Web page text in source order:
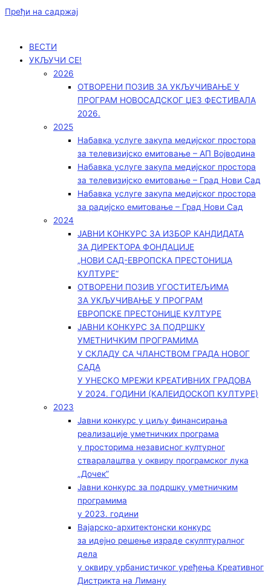
Пређи на садржај
ВЕСТИ
УКЉУЧИ СЕ!
2026
ОТВОРЕНИ ПОЗИВ ЗА УКЉУЧИВАЊЕ У
ПРОГРАМ НОВОСАДСКОГ ЏЕЗ ФЕСТИВАЛА
2026.
2025
Набавка услуге закупа медијског простора
за телевизијско емитовање – АП Војводинa
Набавка услуге закупа медијског простора
за телевизијско емитовање – Град Нови Сад
Набавка услуге закупа медијског простора
за радијско емитовање – Град Нови Сад
2024
ЈАВНИ КОНКУРС ЗА ИЗБОР КАНДИДАТА
ЗА ДИРЕКТОРА ФОНДАЦИЈЕ
„НОВИ САД-ЕВРОПСКА ПРЕСТОНИЦА
КУЛТУРЕ“
ОТВОРЕНИ ПОЗИВ УГОСТИТЕЉИМА
ЗА УКЉУЧИВАЊЕ У ПРОГРАМ
ЕВРОПСКЕ ПРЕСТОНИЦЕ КУЛТУРЕ
ЈАВНИ КОНКУРС ЗА ПОДРШКУ
УМЕТНИЧКИМ ПРОГРАМИМА
У СКЛАДУ СА ЧЛАНСТВОМ ГРАДА НОВОГ
САДА
У УНЕСКО МРЕЖИ КРЕАТИВНИХ ГРАДОВА
У 2024. ГОДИНИ (КАЛЕИДОСКОП КУЛТУРЕ)
2023
Јавни конкурс у циљу финансирања
реализације уметничких програма
у просторима независног културног
стваралаштва у оквиру програмског лука
„Дочек”
Јавни конкурс за подршку уметничким
програмима
у 2023. години
Вајарско-архитектонски конкурс
за идејно решење израде скулптуралног
дела
у оквиру урбанистичког уређења Креативног
Дистрикта на Лиману